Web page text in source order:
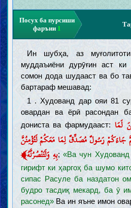
Посух ба пурсиши
фаръии 1
Ин шубҳа, аз
муддаъиёни дурӯғин аст
сомон дода шудааст ва бо
бартараф мешавад:
1 . Худованд дар ояи 81
овардан ва ёрӣ расондан
дониста ва фармудааст: لَمَا
رَسُولٌ مُصَدِّقٌ لِمَا مَعَكُمْ لَتُؤْمِنُنَّ
بِهِ وَلَتَنْصُرُنَّهُ﴾ ;«Ва чун
гирифт ки ҳаргоҳ ба шумо
сипас Расуле ба наздатон
будро тасдиқ мекард, ба ӯ
расонед»Ва ин яъне имон